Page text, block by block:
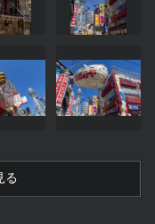
る